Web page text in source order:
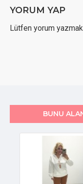
YORUM YAP
Lütfen yorum
BUNU